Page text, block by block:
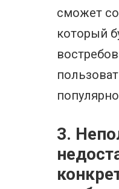
сможет
который
3.